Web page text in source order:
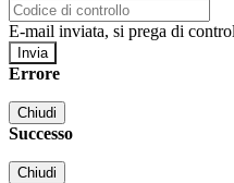
E-mail inviata, si prega di
Errore
Chiudi
Successo
Chiudi